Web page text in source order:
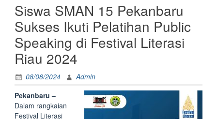
Siswa SMAN 15 Pekanbaru
Sukses Ikuti Pelatihan Public
Speaking di Festival Literasi
Riau 2024
08/08/2024
Admin
Pekanbaru –
Dalam rangkaian
Festival Literasi